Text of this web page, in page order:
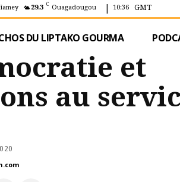
29.3 C Ouagadougou | 10:36 GMT
DU LIPTAKO GOURMA
et
au